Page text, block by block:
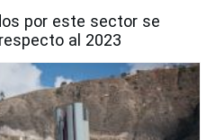
por este sector se
al 2023